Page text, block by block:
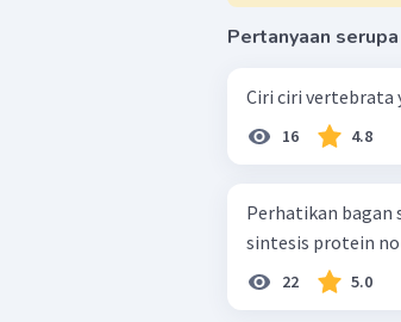
Pertanyaan serupa
Ciri ciri vertebrata
16 4.8
Perhatikan bagan sintesis
sintesis protein
22 5.0